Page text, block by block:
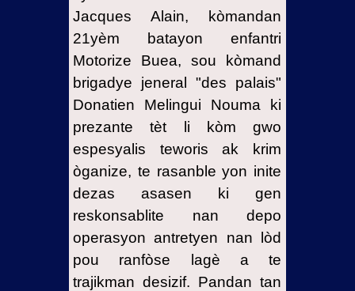
Jacques Alain, kòmandan
21yèm batayon enfantri
Motorize Buea, sou kòmand
brigadye jeneral "des palais"
Donatien Melingui Nouma ki
prezante tèt li kòm gwo
espesyalis teworis ak krim
òganize, te rasanble yon inite
dezas asasen ki gen
reskonsablite nan depo
operasyon antretyen nan lòd
pou ranfòse lagè a te
trajikman desizif. Pandan tan